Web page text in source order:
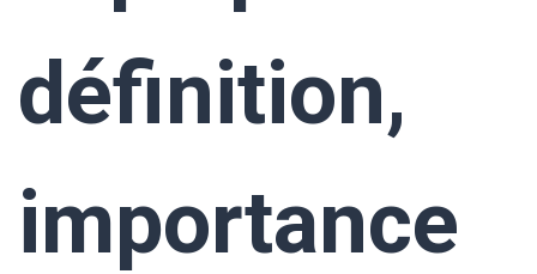
définition,
importance